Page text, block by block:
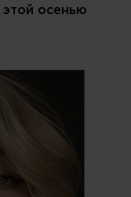
осенью